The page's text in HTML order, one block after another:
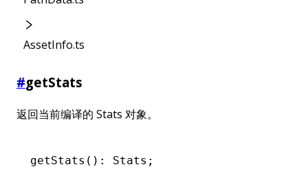
AssetInfo.ts
#getStats
返回当前编译的 Stats 对象。
getStats (): Stats;